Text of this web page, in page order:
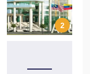
2